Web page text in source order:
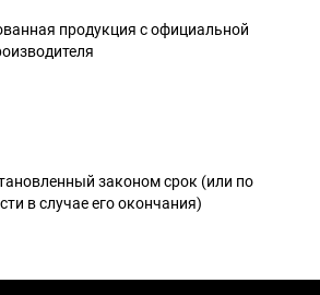
продукция с официальной
законом срок (или по
в случае его окончания)